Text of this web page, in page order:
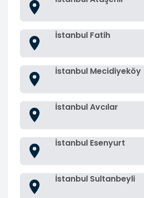
İstanbul Fatih
İstanbul Mecidiyeköy
İstanbul Avcılar
İstanbul Esenyurt
İstanbul Sultanbeyli